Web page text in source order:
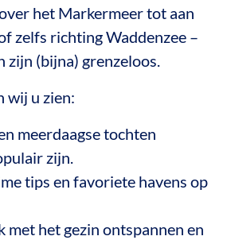
het Markermeer tot aan
zelfs richting Waddenzee –
zijn (bijna) grenzeloos.
wij u zien:
meerdaagse tochten
zijn.
tips en favoriete havens op
met het gezin ontspannen en